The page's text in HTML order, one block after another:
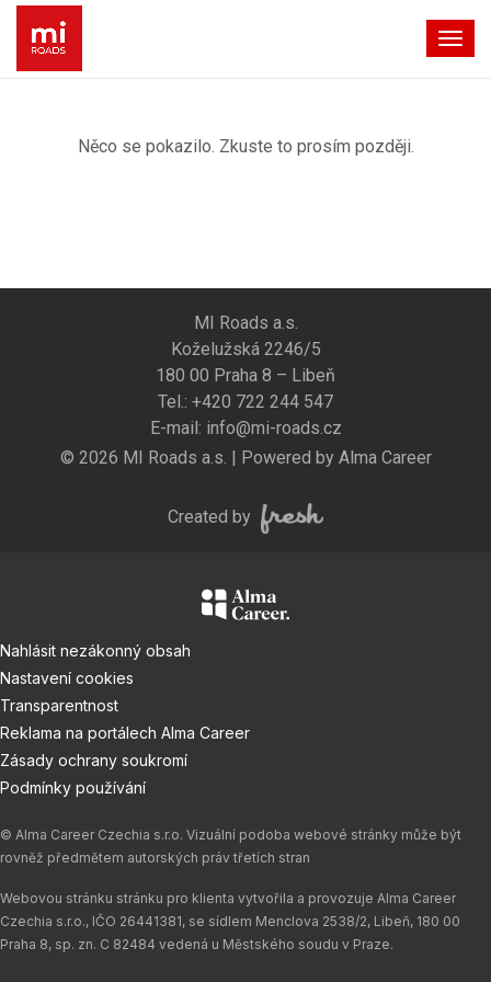
Něco se pokazilo. Zkuste to prosím později.
MI Roads a.s.
Koželužská 2246/5
180 00 Praha 8 – Libeň
Tel.: +420 722 244 547
E-mail: info@mi-roads.cz
© 2026 MI Roads a.s. | Powered by Alma Career
Created by
Nahlásit nezákonný obsah
Nastavení cookies
Transparentnost
Reklama na portálech Alma Career
Zásady ochrany soukromí
Podmínky používání
© Alma Career Czechia s.r.o. Vizuální podoba webové stránky může být
rovněž předmětem autorských práv třetích stran
Webovou stránku stránku pro klienta vytvořila a provozuje Alma Career
Czechia s.r.o., IČO 26441381, se sídlem Menclova 2538/2, Libeň, 180 00
Praha 8, sp. zn. C 82484 vedená u Městského soudu v Praze.